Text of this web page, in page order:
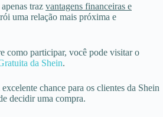
traz vantagens financeiras e
uma relação mais próxima e
como participar, você pode visitar o
da Shein.
chance para os clientes da Shein
decidir uma compra.